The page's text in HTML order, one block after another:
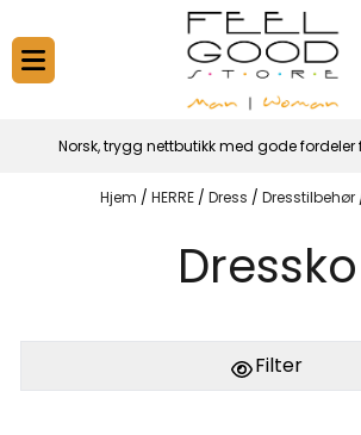
Norsk, trygg nettbutikk med gode
Hjem / HERRE / Dress / Dresstilbehør
Dressko
Filter